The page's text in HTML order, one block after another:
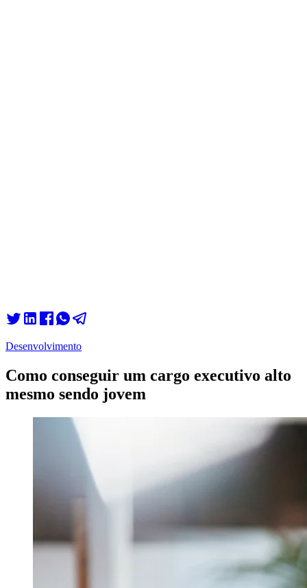
Desenvolvimento
Como conseguir um cargo executivo alto
mesmo sendo jovem